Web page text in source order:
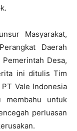
Masyarakat,
Daerah
Pemerintah Desa,
ini ditulis Tim
Vale Indonesia
untuk
perluasan